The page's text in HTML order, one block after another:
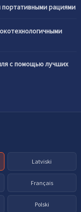
портативными рациями
с помощью лучших
Latviski
Français
Polski